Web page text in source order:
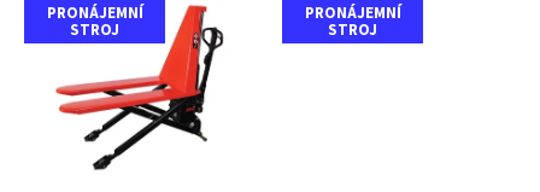
PRONÁJEMNÍ
STROJ
PRONÁJEMNÍ
STROJ